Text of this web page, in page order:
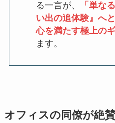
る一言が、
「単な
い出の追体験』へ
心を満たす極上のギ
ます。
オフィスの同僚が絶